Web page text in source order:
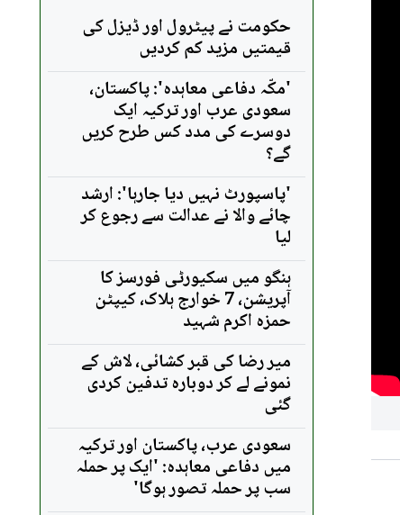
حکومت نے پیٹرول اور ڈیزل کی
قیمتیں مزید کم کردیں
'مکّہ دفاعی معاہدہ': پاکستان،
سعودی عرب اور ترکیہ ایک
دوسرے کی مدد کس طرح کریں
گے؟
'پاسپورٹ نہیں دیا جارہا': ارشد
چائے والا نے عدالت سے رجوع کر
لیا
ہنگو میں سکیورٹی فورسز کا
آپریشن، 7 خوارج ہلاک، کیپٹن
حمزہ اکرم شہید
میر رضا کی قبر کشائی، لاش کے
نمونے لے کر دوبارہ تدفین کردی
گئی
سعودی عرب، پاکستان اور ترکیہ
میں دفاعی معاہدہ: 'ایک پر حملہ
سب پر حملہ تصور ہوگا'